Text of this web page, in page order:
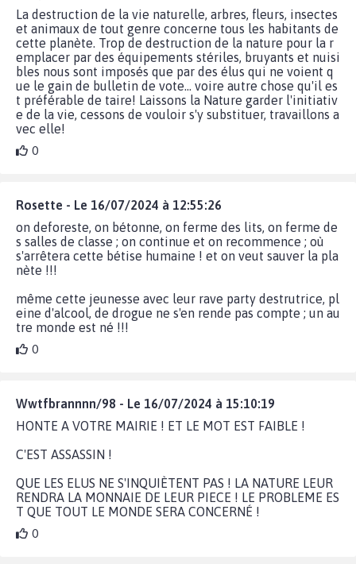
La destruction de la vie naturelle, arbres, fleurs, insectes
et animaux de tout genre concerne tous les habitants de
cette planète. Trop de destruction de la nature pour la r
emplacer par des équipements stériles, bruyants et nuisi
bles nous sont imposés que par des élus qui ne voient q
ue le gain de bulletin de vote... voire autre chose qu'il es
t préférable de taire! Laissons la Nature garder l'initiativ
e de la vie, cessons de vouloir s'y substituer, travaillons a
vec elle!
0
Rosette - Le 16/07/2024 à 12:55:26
on deforeste, on bétonne, on ferme des lits, on ferme de
s salles de classe ; on continue et on recommence ; où
s'arrêtera cette bétise humaine ! et on veut sauver la pla
nète !!!
même cette jeunesse avec leur rave party destrutrice, pl
eine d'alcool, de drogue ne s'en rende pas compte ; un au
tre monde est né !!!
0
Wwtfbrannnn/98 - Le 16/07/2024 à 15:10:19
HONTE A VOTRE MAIRIE ! ET LE MOT EST FAIBLE !
C'EST ASSASSIN !
QUE LES ELUS NE S'INQUIÈTENT PAS ! LA NATURE LEUR
RENDRA LA MONNAIE DE LEUR PIECE ! LE PROBLEME ES
T QUE TOUT LE MONDE SERA CONCERNÉ !
0